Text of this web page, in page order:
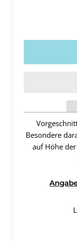
Besondere
auf Höhe